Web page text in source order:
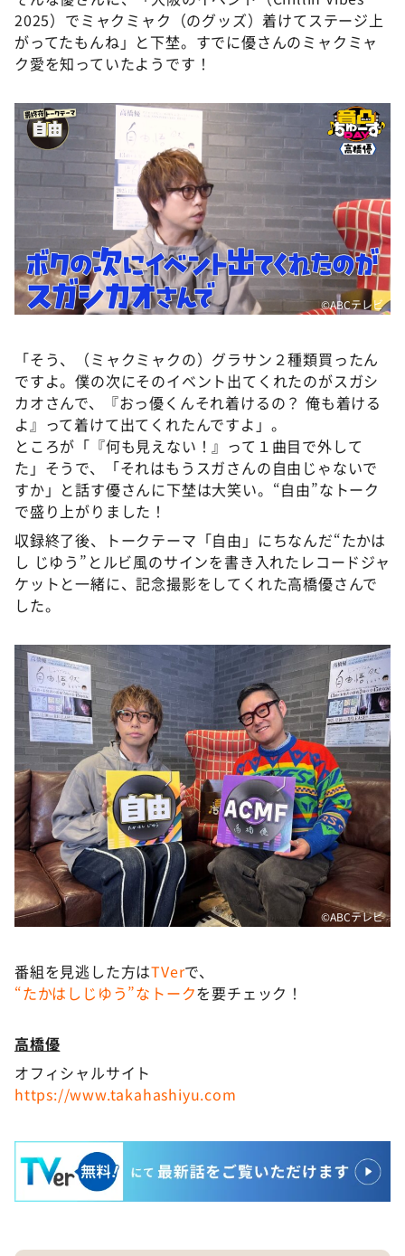
2025）でミャクミャク（のグッズ）着けてステージ上
がってたもんね」と下埜。すでに優さんのミャクミャ
ク愛を知っていたようです！
©ABCテレビ
「そう、（ミャクミャクの）グラサン２種類買ったん
ですよ。僕の次にそのイベント出てくれたのがスガシ
カオさんで、『おっ優くんそれ着けるの？ 俺も着ける
よ』って着けて出てくれたんですよ」。
ところが「『何も見えない！』って１曲目で外して
た」そうで、「それはもうスガさんの自由じゃないで
すか」と話す優さんに下埜は大笑い。“自由”なトーク
で盛り上がりました！
収録終了後、トークテーマ「自由」にちなんだ“たかは
し じゆう”とルビ風のサインを書き入れたレコードジャ
ケットと一緒に、記念撮影をしてくれた高橋優さんで
した。
©ABCテレビ
番組を見逃した方はTVerで、
“たかはしじゆう”なトークを要チェック！
高橋優
オフィシャルサイト
https://www.takahashiyu.com